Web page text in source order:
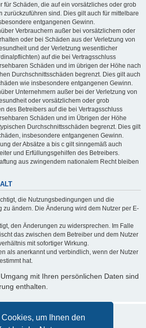
um Ihnen den
für Schäden, die auf ein vorsätzliches oder grob
zurückzuführen sind. Dies gilt auch für mittelbare
entgangenen Gewinn.
Verbrauchern außer bei vorsätzlichem oder
oder bei Schäden aus der Verletzung von
und der Verletzung wesentlicher
auf die bei Vertragsschluss
Schäden und im übrigen der Höhe nach
Durchschnittsschäden begrenzt. Dies gilt auch
wie insbesondere entgangenen Gewinn.
Unternehmern außer bei der Verletzung von
oder vorsätzlichem oder grob
des Betreibers auf die bei Vertragsschluss
Schäden und im Übrigen der Höhe
Durchschnittsschäden begrenzt. Dies gilt
insbesondere entgangenen Gewinn.
der Absätze a bis c gilt sinngemäß auch
und Erfüllungsgehilfen des Betreibers.
aus zwingendem nationalem Recht bleiben
die Nutzungsbedingungen und die
zu ändern. Die Änderung wird dem Nutzer per E-
den Änderungen zu widersprechen. Im Falle
das zwischen dem Betreiber und dem Nutzer
mit sofortiger Wirkung.
als anerkannt und verbindlich, wenn der Nutzer
hat.
mit Ihren persönlichen Daten sind
enthalten.